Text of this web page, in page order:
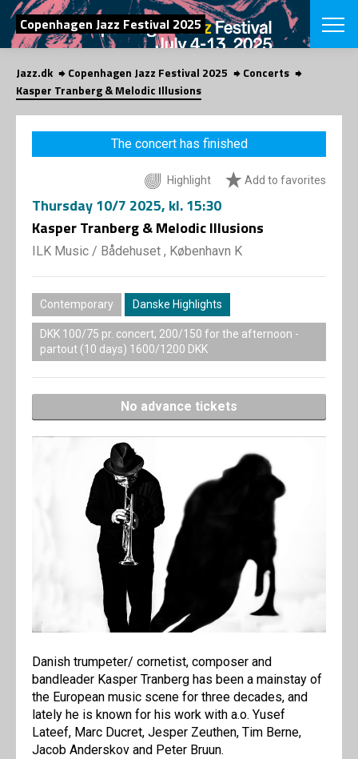
SEARCH
Copenhagen Jazz Festival 2025
Danish
CHOOSE
VINTERJAZZ
Themes
LOCATIONS
Privacy
SHOP
Jazz.dk Copenhagen Jazz Festival 2025
Concerts
Kasper Tranberg & Melodic Illusions
The concert has finished
Highlight Add to favorites
Thursday10/7 2025, kl. 15:30
Kasper Tranberg & Melodic Illusions
ILK Music / Bådehuset , København K
Contemporary Danske Highlights
DKK 100/75 pr. concert, 200/150 for the afternoon -
partout (10 days) 1600/1200 DKK
No advance tickets
Danish trumpeter/ cornetist, composer and
bandleader Kasper Tranberg has been a mainstay of
the European music scene for three decades, and
lately he is known for his work with a.o. Yusef
Lateef, Marc Ducret, Jesper Zeuthen, Tim Berne,
Jacob Anderskov and Peter Bruun.